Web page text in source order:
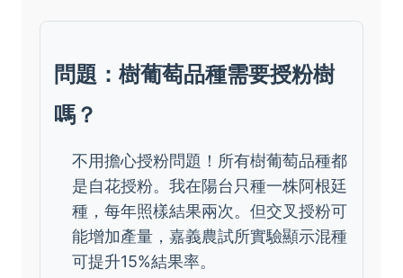
問題：樹葡萄品種需要授粉樹
嗎？
不用擔心授粉問題！所有樹葡萄品種都
是自花授粉。我在陽台只種一株阿根廷
種，每年照樣結果兩次。但交叉授粉可
能增加產量，嘉義農試所實驗顯示混種
可提升15%結果率。